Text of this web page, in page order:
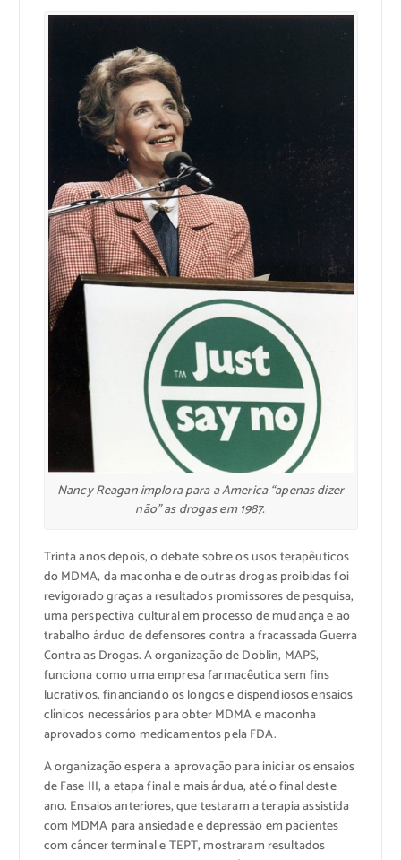
Nancy Reagan implora para a America “apenas dizer
não” as drogas em 1987.
Trinta anos depois, o debate sobre os usos terapêuticos
do MDMA, da maconha e de outras drogas proibidas foi
revigorado graças a resultados promissores de pesquisa,
uma perspectiva cultural em processo de mudança e ao
trabalho árduo de defensores contra a fracassada Guerra
Contra as Drogas. A organização de Doblin, MAPS,
funciona como uma empresa farmacêutica sem fins
lucrativos, financiando os longos e dispendiosos ensaios
clínicos necessários para obter MDMA e maconha
aprovados como medicamentos pela FDA.
A organização espera a aprovação para iniciar os ensaios
de Fase III, a etapa final e mais árdua, até o final deste
ano. Ensaios anteriores, que testaram a terapia assistida
com MDMA para ansiedade e depressão em pacientes
com câncer terminal e TEPT, mostraram resultados